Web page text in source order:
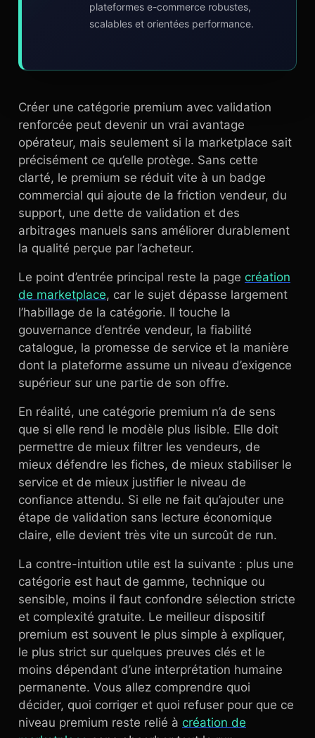
plateformes e-commerce robustes,
scalables et orientées performance.
Créer une catégorie premium avec validation
renforcée peut devenir un vrai avantage
opérateur, mais seulement si la marketplace sait
précisément ce qu’elle protège. Sans cette
clarté, le premium se réduit vite à un badge
commercial qui ajoute de la friction vendeur, du
support, une dette de validation et des
arbitrages manuels sans améliorer durablement
la qualité perçue par l’acheteur.
Le point d’entrée principal reste la page création
de marketplace, car le sujet dépasse largement
l’habillage de la catégorie. Il touche la
gouvernance d’entrée vendeur, la fiabilité
catalogue, la promesse de service et la manière
dont la plateforme assume un niveau d’exigence
supérieur sur une partie de son offre.
En réalité, une catégorie premium n’a de sens
que si elle rend le modèle plus lisible. Elle doit
permettre de mieux filtrer les vendeurs, de
mieux défendre les fiches, de mieux stabiliser le
service et de mieux justifier le niveau de
confiance attendu. Si elle ne fait qu’ajouter une
étape de validation sans lecture économique
claire, elle devient très vite un surcoût de run.
La contre-intuition utile est la suivante : plus une
catégorie est haut de gamme, technique ou
sensible, moins il faut confondre sélection stricte
et complexité gratuite. Le meilleur dispositif
premium est souvent le plus simple à expliquer,
le plus strict sur quelques preuves clés et le
moins dépendant d’une interprétation humaine
permanente. Vous allez comprendre quoi
décider, quoi corriger et quoi refuser pour que ce
niveau premium reste relié à création de